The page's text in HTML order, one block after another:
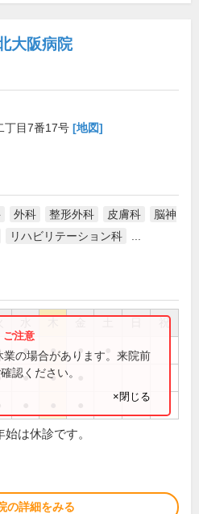
大阪病院
丁目7番17号 [地図]
外科 整形外科 皮膚科
脳神
リハビリテーション科
祝
● ● ●
● ●
の場合があります。来院前
認ください。
×閉じる
は休診です。
の詳細をみる